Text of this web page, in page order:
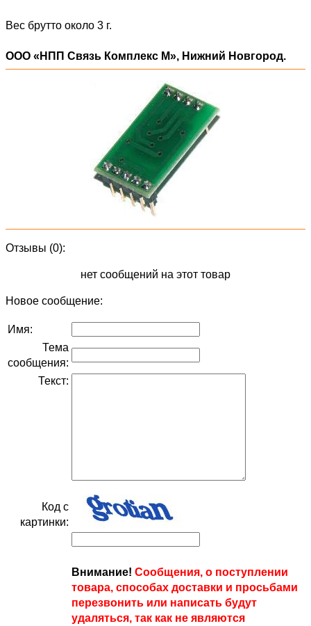
Вес брутто около 3 г.
ООО «НПП Связь Комплекс М», Нижний Новгород.
Отзывы (0):
нет сообщений на этот товар
Новое сообщение:
Имя:
Тема
сообщения:
Текст:
Код с
картинки:
Внимание! Сообщения, о поступлении
товара, способах доставки и просьбами
перезвонить или написать будут
удаляться, так как не являются